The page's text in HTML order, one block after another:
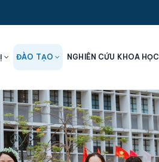
ĐÀO TẠO NGHIÊN CỨU KHOA HỌC